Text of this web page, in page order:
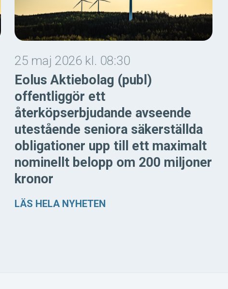
25 maj 2026 kl. 08:30
Eolus Aktiebolag (publ)
offentliggör ett
återköpserbjudande avseende
utestående seniora säkerställda
obligationer upp till ett maximalt
nominellt belopp om 200 miljoner
kronor
LÄS HELA NYHETEN